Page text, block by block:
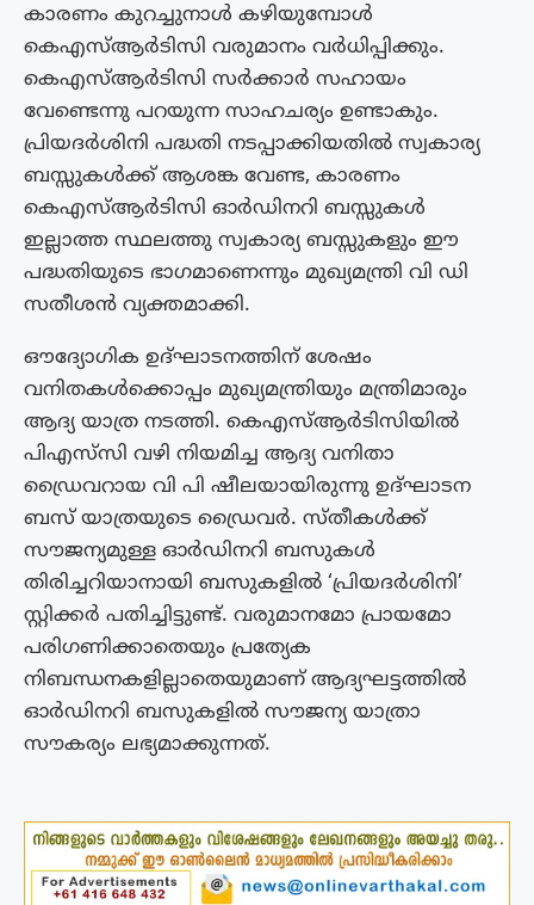
കാരണം കുറച്ചുനാൾ കഴിയുമ്പോൾ
കെഎസ്ആർടിസി വരുമാനം വർധിപ്പിക്കും.
കെഎസ്ആർടിസി സർക്കാർ സഹായം
വേണ്ടെന്നു പറയുന്ന സാഹചര്യം ഉണ്ടാകും.
പ്രിയദർശിനി പദ്ധതി നടപ്പാക്കിയതിൽ സ്വകാര്യ
ബസ്സുകൾക്ക് ആശങ്ക വേണ്ട, കാരണം
കെഎസ്ആർടിസി ഓർഡിനറി ബസ്സുകൾ
ഇല്ലാത്ത സ്ഥലത്തു സ്വകാര്യ ബസ്സുകളും ഈ
പദ്ധതിയുടെ ഭാഗമാണെന്നും മുഖ്യമന്ത്രി വി ഡി
സതീശൻ വ്യക്തമാക്കി.
ഔദ്യോഗിക ഉദ്ഘാടനത്തിന് ശേഷം
വനിതകൾക്കൊപ്പം മുഖ്യമന്ത്രിയും മന്ത്രിമാരും
ആദ്യ യാത്ര നടത്തി. കെഎസ്ആർടിസിയില്‍
പിഎസ്‍സി വഴി നിയമിച്ച ആദ്യ വനിതാ
ഡ്രൈവറായ വി പി ഷീലയായിരുന്നു ഉദ്ഘാടന
ബസ് യാത്രയുടെ ഡ്രൈവർ. സ്തീകൾക്ക്
സൗജന്യമുള്ള ഓർഡിനറി ബസുകൾ
തിരിച്ചറിയാനായി ബസുകളിൽ ‘പ്രിയദർശിനി’
സ്റ്റിക്കർ പതിച്ചിട്ടുണ്ട്. വരുമാനമോ പ്രായമോ
പരിഗണിക്കാതെയും പ്രത്യേക
നിബന്ധനകളില്ലാതെയുമാണ് ആദ്യഘട്ടത്തിൽ
ഓർഡിനറി ബസുകളിൽ സൗജന്യ യാത്രാ
സൗകര്യം ലഭ്യമാക്കുന്നത്.